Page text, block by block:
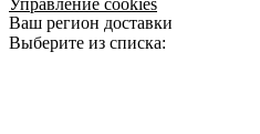
Ваш регион доставки
Выберите из списка: